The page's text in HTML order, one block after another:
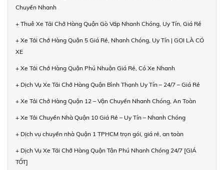
Chuyển Nhanh
+ Thuê Xe Tải Chở Hàng Quận Gò Vấp Nhanh Chóng, Uy Tín, Giá Rẻ
+ Xe Tải Chở Hàng Quận 5 Giá Rẻ, Nhanh Chóng, Uy Tín | GỌI LÀ CÓ
XE
+ Xe Tải Chở Hàng Quận Phú Nhuận Giá Rẻ, Có Xe Nhanh
+ Dịch Vụ Xe Tải Chở Hàng Quận Bình Thạnh Uy Tín – 24/7 – Giá Rẻ
+ Xe Tải Chở Hàng Quận 12 – Vận Chuyển Nhanh Chóng, An Toàn
+ Xe Tải Chuyển Nhà Quận 10 Giá Rẻ – Uy Tín – Nhanh Chóng
+ Dịch vụ chuyển nhà Quận 1 TPHCM trọn gói, giá rẻ, an toàn
+ Dịch Vụ Xe Tải Chở Hàng Quận Tân Phú Nhanh Chóng 24/7 [GIÁ
TỐT]